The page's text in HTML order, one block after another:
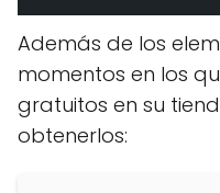
Además de los
momentos en los
gratuitos en su
obtenerlos: